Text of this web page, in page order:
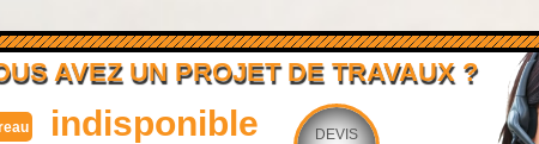
AVEZ UN PROJET DE TRAVAUX ?
indisponible
DEVIS